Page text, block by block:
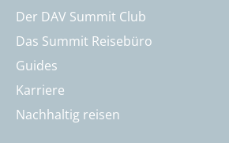
Der DAV Summit Club
Das Summit Reisebüro
Guides
Karriere
Nachhaltig reisen